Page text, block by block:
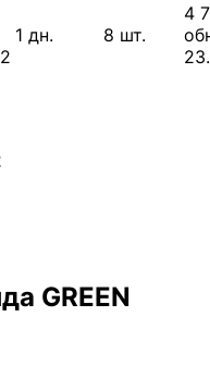
1 дн. 8 шт.
4
GREEN